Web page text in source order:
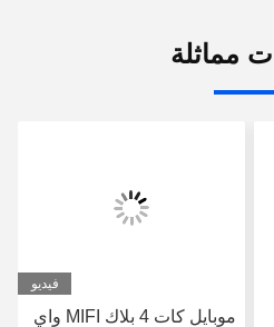
مماثلة
فيديو
موبايل كات 4 بلاك MIFI واي